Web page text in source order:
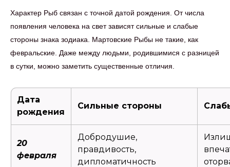
Характер Рыб связан с точной датой рождения. От числа
появления человека на свет зависят сильные и слабые
стороны знака зодиака. Мартовские Рыбы не такие, как
февральские. Даже между людьми, родившимися с разницей
в сутки, можно заметить существенные отличия.
Дата
рождения
Сильные стороны
20
февраля
Добродушие,
правдивость,
дипломатичность